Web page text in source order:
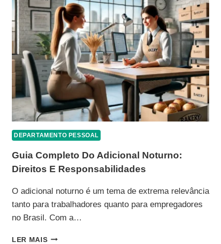
DEPARTAMENTO PESSOAL
Guia Completo Do Adicional Noturno:
Direitos E Responsabilidades
O adicional noturno é um tema de extrema relevância
tanto para trabalhadores quanto para empregadores
no Brasil. Com a…
LER MAISGUIA